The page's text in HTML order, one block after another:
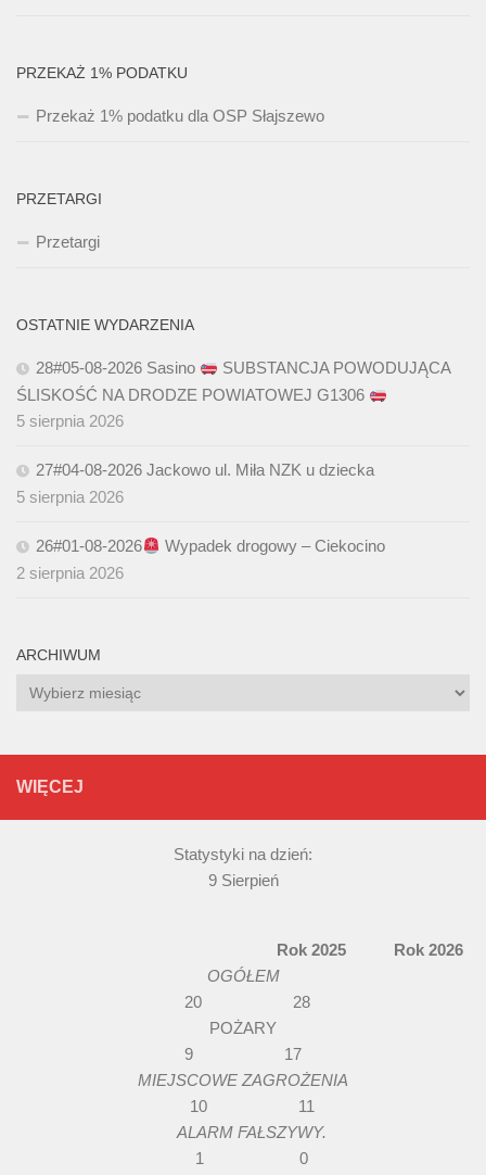
PRZEKAŻ 1% PODATKU
Przekaż 1% podatku dla OSP Słajszewo
PRZETARGI
Przetargi
OSTATNIE WYDARZENIA
28#05-08-2026 Sasino
SUBSTANCJA POWODUJĄCA
ŚLISKOŚĆ NA DRODZE POWIATOWEJ G1306
5 sierpnia 2026
27#04-08-2026 Jackowo ul. Miła NZK u dziecka
5 sierpnia 2026
26#01-08-2026
Wypadek drogowy – Ciekocino
2 sierpnia 2026
ARCHIWUM
Archiwum
WIĘCEJ
Statystyki na dzień:
9 Sierpień
Rok 2025 Rok 2026
OGÓŁEM
20 28
POŻARY
9 17
MIEJSCOWE ZAGROŻENIA
10 11
ALARM FAŁSZYWY.
1 0